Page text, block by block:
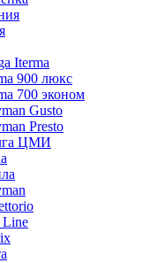
Iterma
900 люкс
700 эконом
Gusto
Presto
ЦМИ
Line